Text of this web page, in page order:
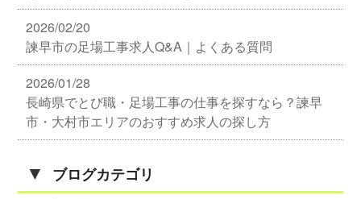
2026/02/20
諫早市の足場工事求人Q&A｜よくある質問
2026/01/28
長崎県でとび職・足場工事の仕事を探すなら？諫早
市・大村市エリアのおすすめ求人の探し方
▼ ブログカテゴリ